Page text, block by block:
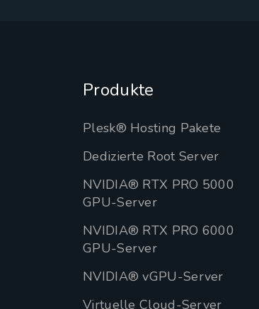
Produkte
Plesk® Hosting Pakete
Dedizierte Root Server
NVIDIA® RTX PRO 5000
GPU-Server
NVIDIA® RTX PRO 6000
GPU-Server
NVIDIA® vGPU-Server
Virtuelle Cloud-Server